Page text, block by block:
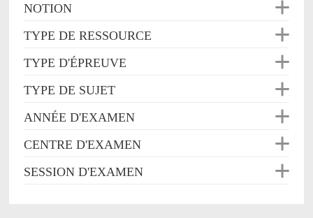
NOTION
TYPE DE RESSOURCE
TYPE D'ÉPREUVE
TYPE DE SUJET
ANNÉE D'EXAMEN
CENTRE D'EXAMEN
SESSION D'EXAMEN